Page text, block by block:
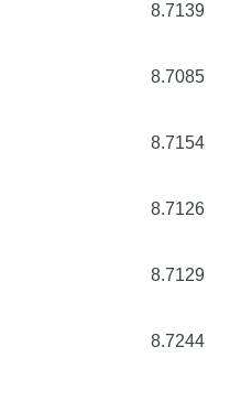
8.7139
8.7085
8.7154
8.7126
8.7129
8.7244